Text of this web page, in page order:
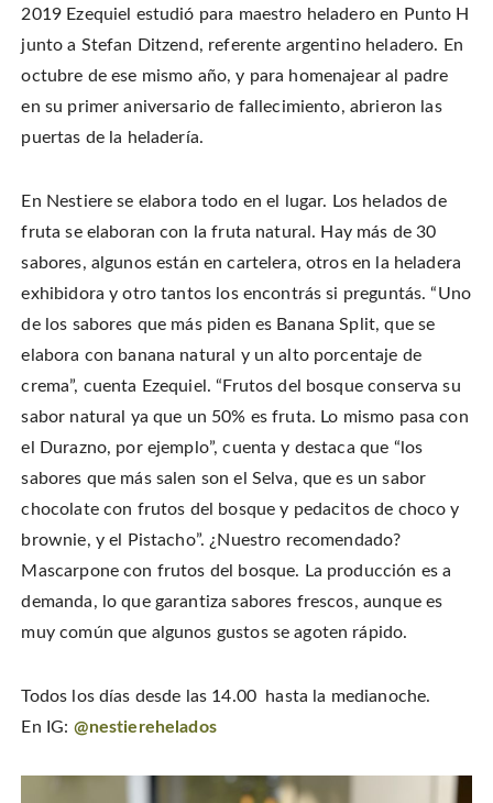
2019 Ezequiel estudió para maestro heladero en Punto H
junto a Stefan Ditzend, referente argentino heladero. En
octubre de ese mismo año, y para homenajear al padre
en su primer aniversario de fallecimiento, abrieron las
puertas de la heladería.
En Nestiere se elabora todo en el lugar. Los helados de
fruta se elaboran con la fruta natural. Hay más de 30
sabores, algunos están en cartelera, otros en la heladera
exhibidora y otro tantos los encontrás si preguntás. “Uno
de los sabores que más piden es Banana Split, que se
elabora con banana natural y un alto porcentaje de
crema”, cuenta Ezequiel. “Frutos del bosque conserva su
sabor natural ya que un 50% es fruta. Lo mismo pasa con
el Durazno, por ejemplo”, cuenta y destaca que “los
sabores que más salen son el Selva, que es un sabor
chocolate con frutos del bosque y pedacitos de choco y
brownie, y el Pistacho”. ¿Nuestro recomendado?
Mascarpone con frutos del bosque. La producción es a
demanda, lo que garantiza sabores frescos, aunque es
muy común que algunos gustos se agoten rápido.
Todos los días desde las 14.00 hasta la medianoche.
En IG: @nestierehelados